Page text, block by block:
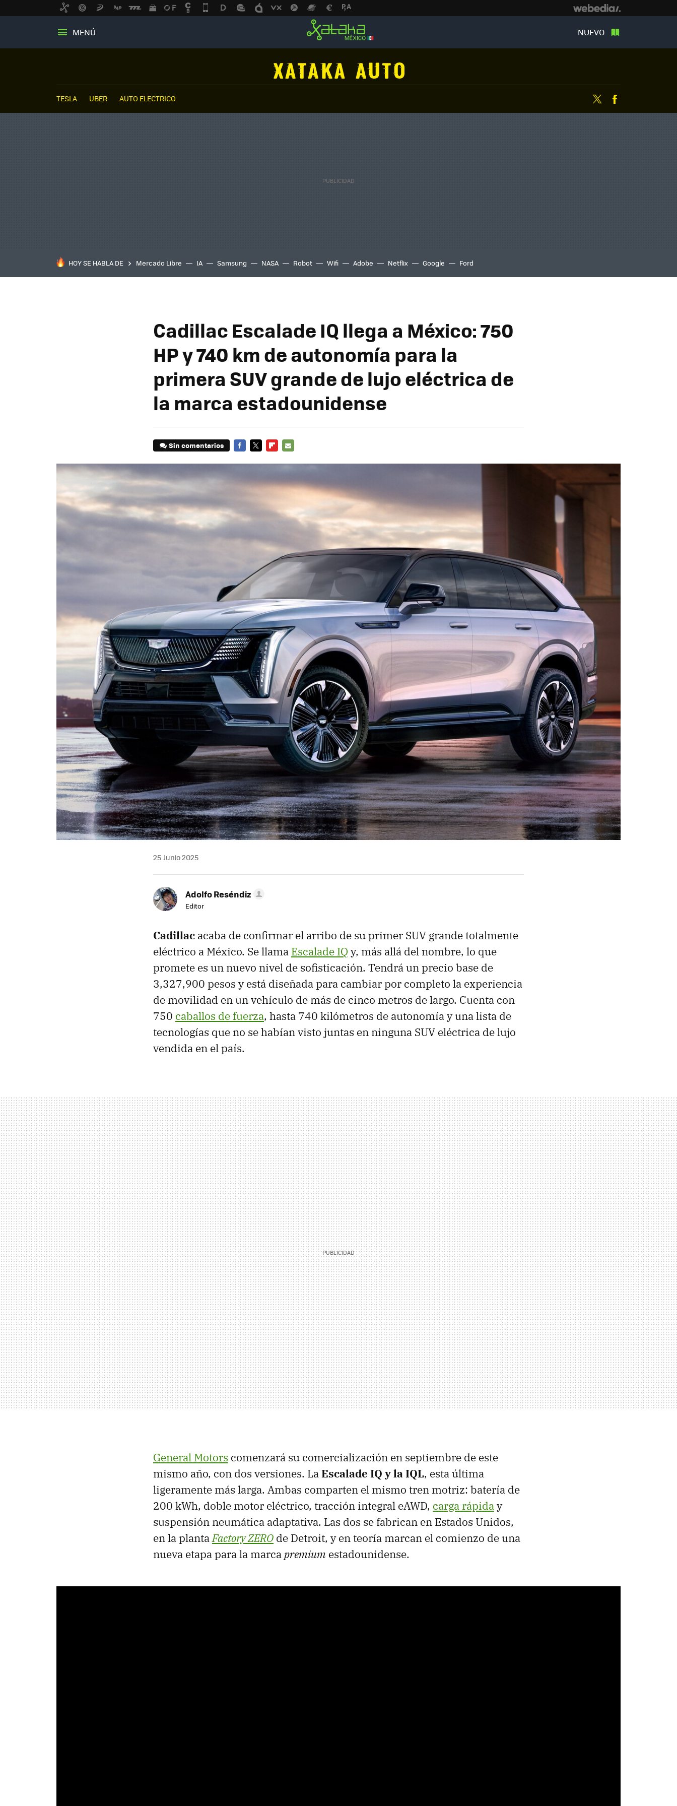
MENÚ NUEVO
TESLA UBER AUTO ELECTRICO Twitter
HOY SE HABLA DE Mercado Libre IA Samsung NASA Robot Wifi Adobe Netflix Google Ford
Cadillac Escalade IQ llega a México: 750
HP y 740 km de autonomía para la
primera SUV grande de lujo eléctrica de
la marca estadounidense
Sin comentarios
25 Junio 2025
Adolfo Reséndiz
Editor
Cadillac acaba de confirmar el arribo de su primer SUV grande totalmente
eléctrico a México. Se llama Escalade IQ y, más allá del nombre, lo que
promete es un nuevo nivel de sofisticación. Tendrá un precio base de
3,327,900 pesos y está diseñada para cambiar por completo la experiencia
de movilidad en un vehículo de más de cinco metros de largo. Cuenta con
750 caballos de fuerza, hasta 740 kilómetros de autonomía y una lista de
tecnologías que no se habían visto juntas en ninguna SUV eléctrica de lujo
vendida en el país.
General Motors comenzará su comercialización en septiembre de este
mismo año, con dos versiones. LaEscalade IQ y la IQL, esta última
ligeramente más larga. Ambas comparten el mismo tren motriz: batería de
200 kWh, doble motor eléctrico, tracción integral eAWD, carga rápiday
suspensión neumática adaptativa. Las dos se fabrican en Estados Unidos,
en la plantaFactory ZERO de Detroit, y en teoría marcan el comienzo de una
nueva etapa para la marcapremium estadounidense.